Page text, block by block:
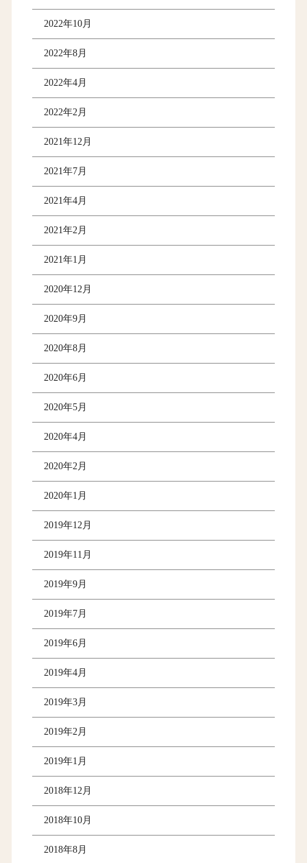
2022年10月
2022年8月
2022年4月
2022年2月
2021年12月
2021年7月
2021年4月
2021年2月
2021年1月
2020年12月
2020年9月
2020年8月
2020年6月
2020年5月
2020年4月
2020年2月
2020年1月
2019年12月
2019年11月
2019年9月
2019年7月
2019年6月
2019年4月
2019年3月
2019年2月
2019年1月
2018年12月
2018年10月
2018年8月